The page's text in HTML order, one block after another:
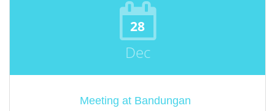
28
Dec
Meeting at Bandungan